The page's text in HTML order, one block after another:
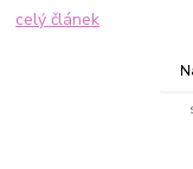
celý článek